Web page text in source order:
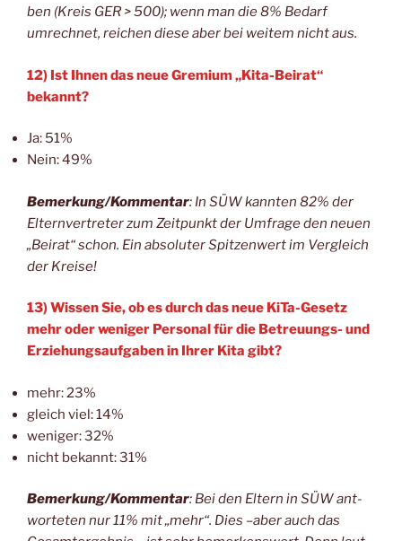
ben (Kreis GER > 500); wenn man die 8% Bedarf
umrech­net, rei­chen die­se aber bei wei­tem nicht aus.
12) Ist Ihnen das neue Gre­mi­um „Kita-Bei­rat“
bekannt?
Ja: 51%
Nein: 49%
Bemerkung/Kommentar: In SÜW kann­ten 82% der
Eltern­ver­tre­ter zum Zeit­punkt der Umfra­ge den neu­en
„Bei­rat“ schon. Ein abso­lu­ter Spit­zen­wert im Ver­gleich
der Kreise!
13) Wis­sen Sie, ob es durch das neue KiTa-Gesetz
mehr oder weni­ger Per­so­nal für die Betreu­ungs- und
Erzie­hungs­auf­ga­ben in Ihrer Kita gibt?
mehr: 23%
gleich viel: 14%
weni­ger: 32%
nicht bekannt: 31%
Bemerkung/Kommentar: Bei den Eltern in SÜW ant­
wor­te­ten nur 11% mit „mehr“. Dies –aber auch das